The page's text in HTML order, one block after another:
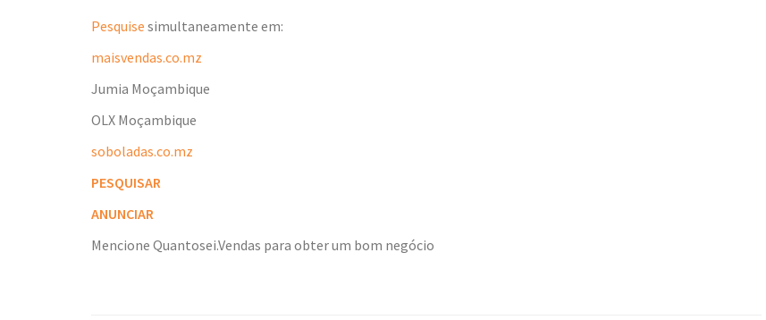
Pesquise simultaneamente em:
maisvendas.co.mz
Jumia Moçambique
OLX Moçambique
soboladas.co.mz
PESQUISAR
ANUNCIAR
Mencione Quantosei.Vendas para obter um bom negócio